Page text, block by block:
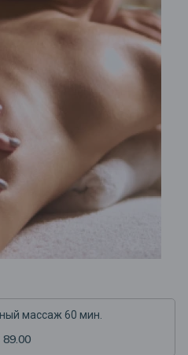
массаж 60 мин.
89.00